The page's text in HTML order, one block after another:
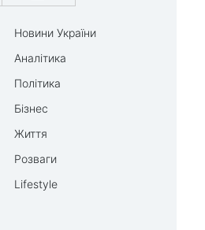
Новини України
Аналітика
Політика
Бізнес
Життя
Розваги
Lifestyle